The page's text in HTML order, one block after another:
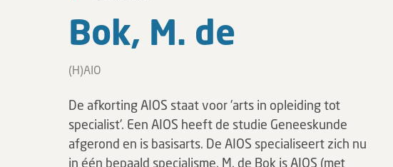
Bok, M. de
(H)AIO
De afkorting AIOS staat voor 'arts in opleiding tot
specialist'. Een AIOS heeft de studie Geneeskunde
afgerond en is basisarts. De AIOS specialiseert zich nu
in één bepaald specialisme. M. de Bok is AIOS (met